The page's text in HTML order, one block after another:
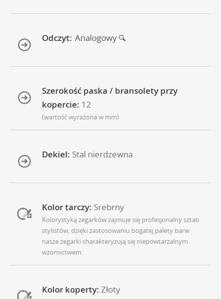
Odczyt: Analogowy
Szerokość paska / bransolety przy
kopercie: 12
(wartość wyrażona w mm)
Dekiel: Stal nierdzewna
Kolor tarczy: Srebrny
Kolorystyką zegarków zajmuje się profesjonalny sztab
stylistów, dzięki zastosowaniu bogatej palety barw
nasze zegarki charakteryzują się niepowtarzalnym
wzornictwem.
Kolor koperty: Złoty